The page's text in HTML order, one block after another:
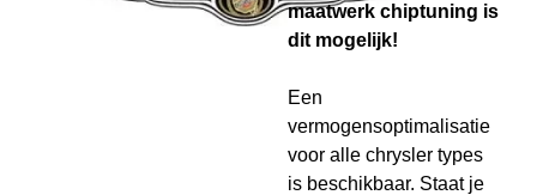
maatwerk chiptuning is
dit mogelijk!
Een
vermogensoptimalisatie
voor alle chrysler types
is beschikbaar. Staat je